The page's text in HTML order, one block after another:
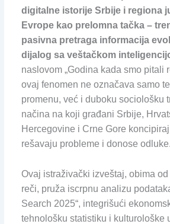
digitalne istorije Srbije i regiona
Evrope kao prelomna tačka –
pasivna pretraga informacija
dijalog sa veštačkom
naslovom „Godina kada smo pitali
ovaj fenomen ne označava samo
promenu, već i duboku sociološku
načina na koji građani Srbije,
Hercegovine i Crne Gore
rešavaju probleme i donose
Ovaj istraživački izveštaj, obima
reči, pruža iscrpnu analizu
Search 2025“, integrišući
tehnološku statistiku i kulturološke